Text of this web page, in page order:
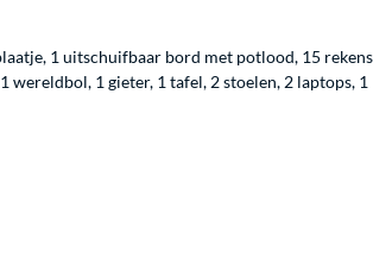
1 uitschuifbaar bord met potlood, 15
wereldbol, 1 gieter, 1 tafel, 2 stoelen, 2 laptops,